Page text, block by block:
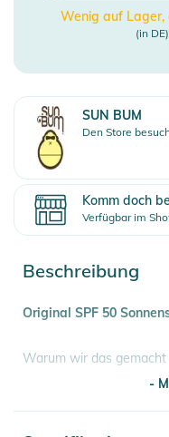
Wenig auf
(in DE)
SUN BUM
Den Store
Komm doch
Verfügbar im
Beschreibung
Original SPF 50
Warum wir das gemacht
-